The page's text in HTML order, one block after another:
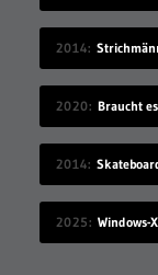
2014
2020 Braucht
2014
2025 Windows-